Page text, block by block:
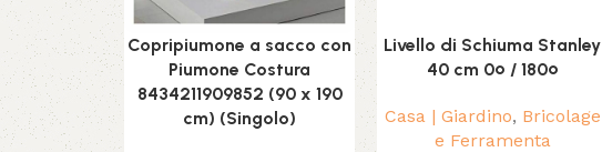
Copripiumone a sacco con
Piumone Costura
8434211909852 (90 x 190
cm) (Singolo)
Livello di Schiuma Stanley
40 cm 0º / 180º
Casa | Giardino, Bricolage
e Ferramenta